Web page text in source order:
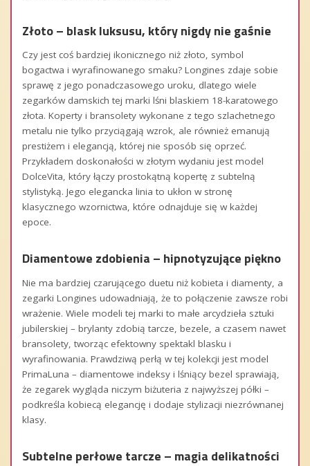
Złoto – blask luksusu, który nigdy nie gaśnie
Czy jest coś bardziej ikonicznego niż złoto, symbol
bogactwa i wyrafinowanego smaku? Longines zdaje sobie
sprawę z jego ponadczasowego uroku, dlatego wiele
zegarków damskich tej marki lśni blaskiem 18-karatowego
złota. Koperty i bransolety wykonane z tego szlachetnego
metalu nie tylko przyciągają wzrok, ale również emanują
prestiżem i elegancją, której nie sposób się oprzeć.
Przykładem doskonałości w złotym wydaniu jest model
DolceVita, który łączy prostokątną kopertę z subtelną
stylistyką. Jego elegancka linia to ukłon w stronę
klasycznego wzornictwa, które odnajduje się w każdej
epoce.
Diamentowe zdobienia – hipnotyzujące piękno
Nie ma bardziej czarującego duetu niż kobieta i diamenty, a
zegarki Longines udowadniają, że to połączenie zawsze robi
wrażenie. Wiele modeli tej marki to małe arcydzieła sztuki
jubilerskiej – brylanty zdobią tarcze, bezele, a czasem nawet
bransolety, tworząc efektowny spektakl blasku i
wyrafinowania. Prawdziwą perłą w tej kolekcji jest model
PrimaLuna – diamentowe indeksy i lśniący bezel sprawiają,
że zegarek wygląda niczym biżuteria z najwyższej półki –
podkreśla kobiecą elegancję i dodaje stylizacji niezrównanej
klasy.
Subtelne perłowe tarcze – magia delikatności